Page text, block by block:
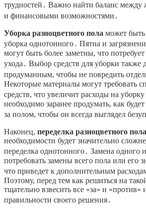
трудностей․ Важно найти баланс
и финансовыми возможностями․
Уборка разноцветного пола может
уборка однотонного․ Пятна и
могут быть более заметны, что
ухода․ Выбор средств для уборки также
продуманным, чтобы не повредить
Некоторые материалы могут требовать
средств, что увеличит расходы на
необходимо заранее продумать, как
за полом, чтобы он всегда выглядел
Наконец, переделка разноцветного пола
необходимости будет значительно
переделка однотонного․ Замена одного
потребовать замены всего пола или его
что приведет к дополнительным
Поэтому, перед тем как решиться на
тщательно взвесить все «за» и «против»
правильности своего решения․